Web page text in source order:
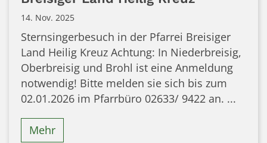
14. Nov. 2025
Sternsingerbesuch in der Pfarrei Breisiger
Land Heilig Kreuz Achtung: In Niederbreisig,
Oberbreisig und Brohl ist eine Anmeldung
notwendig! Bitte melden sie sich bis zum
02.01.2026 im Pfarrbüro 02633/ 9422 an. ...
Mehr